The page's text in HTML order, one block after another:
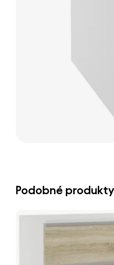
Podobné produkty